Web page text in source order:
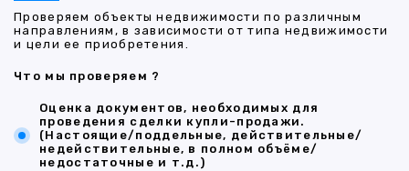
Проверяем объекты недвижимости по различным
направлениям, в зависимости от типа недвижимости
и цели ее приобретения.
Что мы проверяем ?
Оценка документов, необходимых для
проведения сделки купли-продажи.
(Настоящие/поддельные, действительные/
недействительные, в полном объёме/
недостаточные и т.д.)